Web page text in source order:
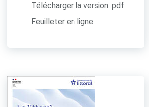
Télécharger la version .pdf
Feuilleter en ligne